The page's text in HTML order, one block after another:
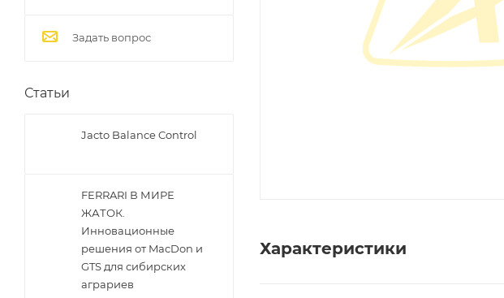
Характеристики
Задать вопрос
Статьи
Jacto Balance Control
FERRARI В МИРЕ
ЖАТОК.
Инновационные
решения от MacDon и
GTS для сибирских
аграриев